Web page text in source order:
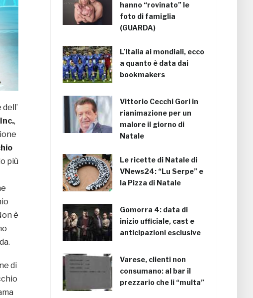
,
più
è
di
hanno “rovinato” le
foto di famiglia
(GUARDA)
L’Italia ai mondiali, ecco
a quanto è data dai
bookmakers
Vittorio Cecchi Gori in
rianimazione per un
malore il giorno di
Natale
Le ricette di Natale di
VNews24: “Lu Serpe” e
la Pizza di Natale
Gomorra 4: data di
inizio ufficiale, cast e
anticipazioni esclusive
Varese, clienti non
consumano: al bar il
prezzario che li “multa”